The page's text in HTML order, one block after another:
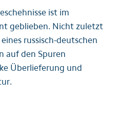
ist im
geblieben. Nicht zuletzt
russisch-deutschen
auf den Spuren
Überlieferung und